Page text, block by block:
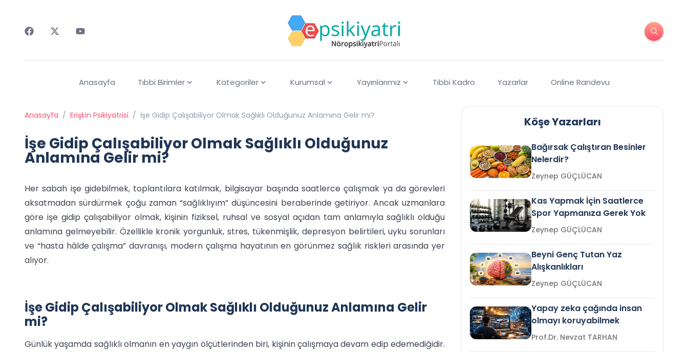
Anasayfa Tıbbi Birimler Kategoriler Kurumsal Yayınlarımız Tıbbi Kadro Yazarlar Online Randevu
Anasayfa / Erişkin Psikiyatrisi / İşe Gidip Çalışabiliyor Olmak Sağlıklı Olduğunuz Anlamına Gelir mi?
İşe Gidip Çalışabiliyor Olmak Sağlıklı Olduğunuz
Anlamına Gelir mi?
Her sabah işe gidebilmek, toplantılara katılmak, bilgisayar başında saatlerce çalışmak ya da görevleri
aksatmadan sürdürmek çoğu zaman “sağlıklıyım” düşüncesini beraberinde getiriyor. Ancak uzmanlara
göre işe gidip çalışabiliyor olmak, kişinin fiziksel, ruhsal ve sosyal açıdan tam anlamıyla sağlıklı olduğu
anlamına gelmeyebilir. Özellikle kronik yorgunluk, stres, tükenmişlik, depresyon belirtileri, uyku sorunları
ve “hasta hâlde çalışma” davranışı, modern çalışma hayatının en görünmez sağlık riskleri arasında yer
alıyor.
İşe Gidip Çalışabiliyor Olmak Sağlıklı Olduğunuz Anlamına Gelir
mi?
Günlük yaşamda sağlıklı olmanın en yaygın ölçütlerinden biri, kişinin çalışmaya devam edip edemediğidir.
Köşe Yazarları
Bağırsak Çalıştıran Besinler
Nelerdir?
Zeynep GÜÇLÜCAN
Kas Yapmak İçin Saatlerce
Spor Yapmanıza Gerek Yok
Zeynep GÜÇLÜCAN
Beyni Genç Tutan Yaz
Alışkanlıkları
Zeynep GÜÇLÜCAN
Yapay zeka çağında insan
olmayı koruyabilmek
Prof.Dr. Nevzat TARHAN